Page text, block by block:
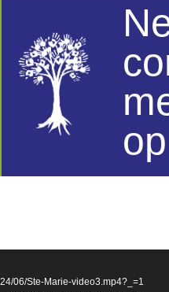
op
06/Ste-Marie-video3.mp4?_=1